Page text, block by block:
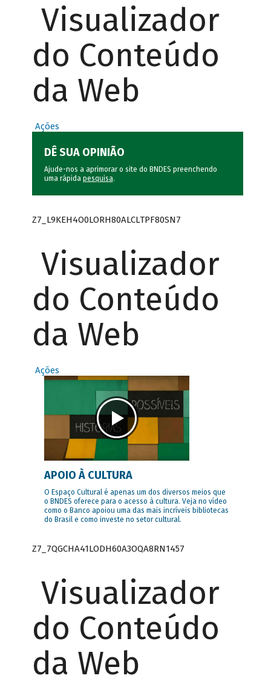
Visualizador
do Conteúdo
da Web
Ações
DÊ SUA OPINIÃO
Ajude-nos a aprimorar o site do BNDES preenchendo
uma rápida pesquisa.
Z7_L9KEH4O0LORH80ALCLTPF80SN7
Visualizador
do Conteúdo
da Web
Ações
APOIO À CULTURA
O Espaço Cultural é apenas um dos diversos meios que
o BNDES oferece para o acesso à cultura. Veja no vídeo
como o Banco apoiou uma das mais incríveis bibliotecas
do Brasil e como investe no setor cultural.
Z7_7QGCHA41LODH60A3OQA8RN1457
Visualizador
do Conteúdo
da Web